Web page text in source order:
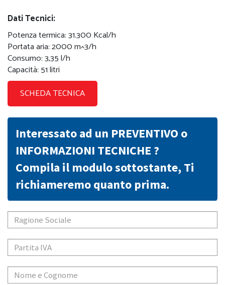
Dati Tecnici:
Potenza termica: 31.300 Kcal/h
Portata aria: 2000 m^3/h
Consumo: 3,35 l/h
Capacità: 51 litri
SCHEDA TECNICA
Interessato ad un PREVENTIVO o
INFORMAZIONI TECNICHE ?
Compila il modulo sottostante, Ti
richiameremo quanto prima.